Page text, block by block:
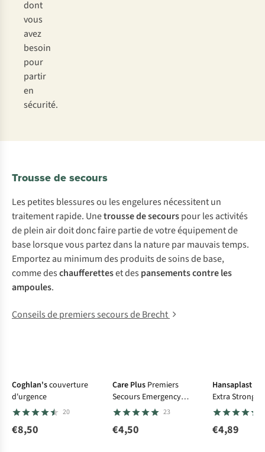
dont
vous
avez
besoin
pour
partir
en
sécurité.
Trousse de secours
Les petites blessures ou les engelures nécessitent un
traitement rapide. Unetrousse de secourspour les activités
de plein air doit donc faire partie de votre équipement de
base lorsque vous partez dans la nature par mauvais temps.
Emportez au minimum des produits de soins de base,
comme deschaufferetteset des pansements contre les
ampoules.
Conseils de premiers secours de Brecht
Coghlan'scouverture
d'urgence
20
€8,50
Care Plus Premiers
Secours Emergency
Blanket
23
€4,50
Hansaplast
Extra Strong
€4,89